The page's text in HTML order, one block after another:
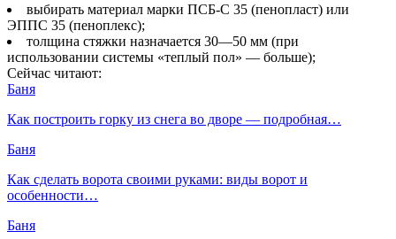
выбирать материал марки ПСБ-С 35 (пенопласт) или
ЭППС 35 (пеноплекс);
толщина стяжки назначается 30—50 мм (при
использовании системы «теплый пол» — больше);
Сейчас читают:
Баня
Как построить горку из снега во дворе — подробная…
Баня
Как сделать ворота своими руками: виды ворот и
особенности…
Баня